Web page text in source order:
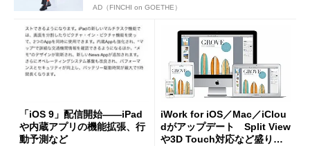
AD（FINCHI on GOETHE）
「iOS 9」配信開始――iPad
や内蔵アプリの機能拡張、行
動予測など
iWork for iOS／Mac／iClou
dがアップデート Split View
や3D Touch対応など盛りだ